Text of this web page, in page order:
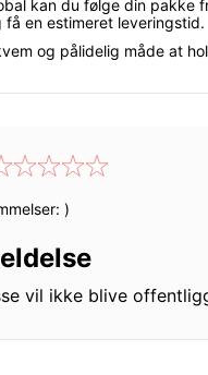
kan du følge din pakke
få en estimeret leveringstid.
og pålidelig måde at
)
vil ikke blive